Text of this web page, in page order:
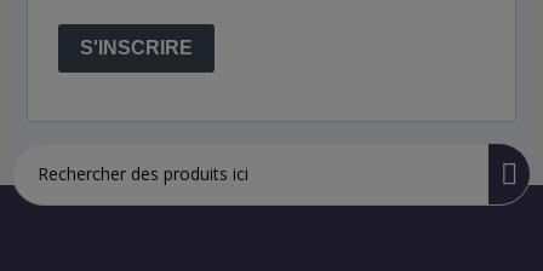
S'INSCRIRE